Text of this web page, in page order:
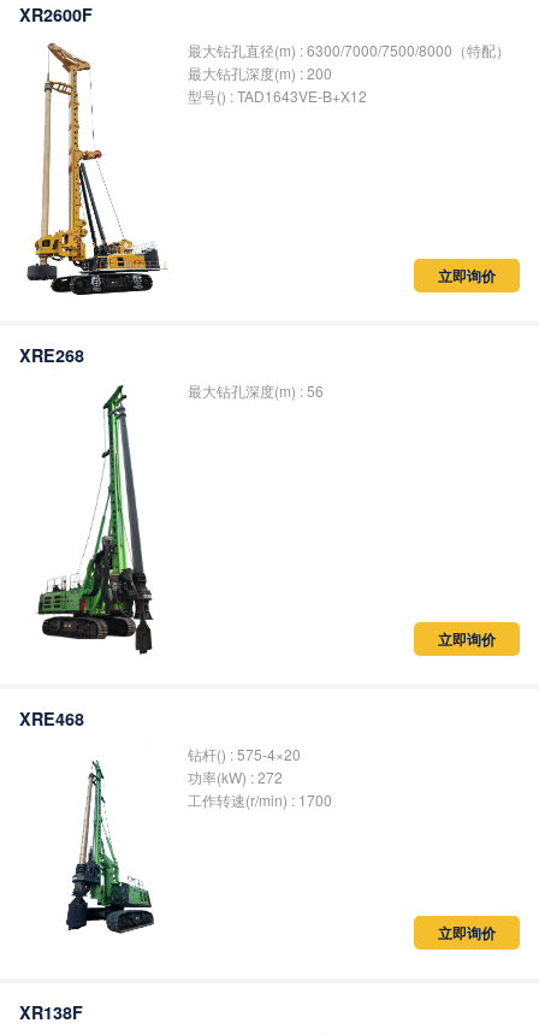
XR2600F
最大钻孔直径(m) : 6300/7000/7500/8000（特配）
最大钻孔深度(m) : 200
型号() : TAD1643VE‐B+X12
立即询价
XRE268
最大钻孔深度(m) : 56
立即询价
XRE468
钻杆() : 575-4×20
功率(kW) : 272
工作转速(r/min) : 1700
立即询价
XR138F